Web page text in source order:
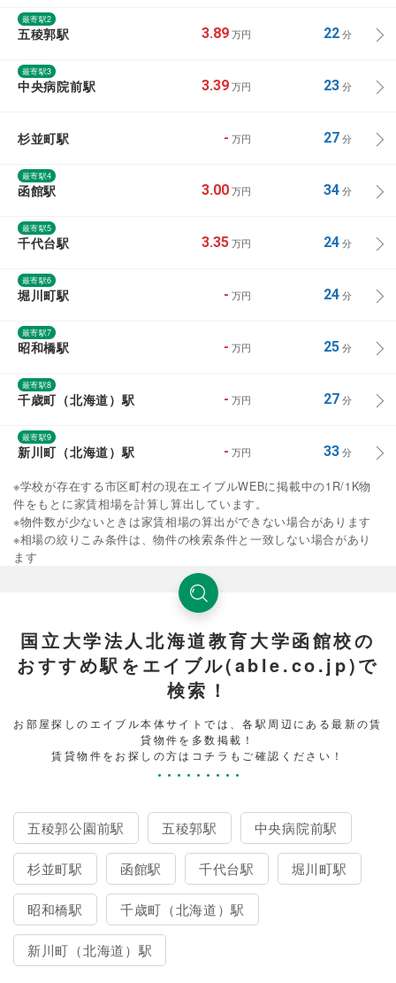
最寄駅2
五稜郭駅 3.89 万円 22分
最寄駅3
中央病院前駅 3.39 万円 23分
杉並町駅 - 万円 27分
最寄駅4
函館駅 3.00 万円 34分
最寄駅5
千代台駅 3.35 万円 24分
最寄駅6
堀川町駅 - 万円 24分
最寄駅7
昭和橋駅 - 万円 25分
最寄駅8
千歳町（北海道）駅 - 万円 27分
最寄駅9
新川町（北海道）駅 - 万円 33分
※学校が存在する市区町村の現在エイブルWEBに掲載中の1R/1K物
件をもとに家賃相場を計算し算出しています。
※物件数が少ないときは家賃相場の算出ができない場合があります
※相場の絞りこみ条件は、物件の検索条件と一致しない場合があり
ます
国立大学法人北海道教育大学函館校の
おすすめ駅をエイブル(able.co.jp)で
検索！
お部屋探しのエイブル本体サイトでは、各駅周辺にある最新の賃
貸物件を多数掲載！
賃貸物件をお探しの方はコチラもご確認ください！
五稜郭公園前駅 五稜郭駅 中央病院前駅
杉並町駅 函館駅 千代台駅 堀川町駅
昭和橋駅 千歳町（北海道）駅
新川町（北海道）駅